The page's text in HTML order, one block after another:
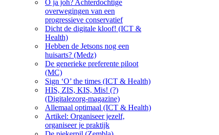
O ja joh? Achterdochtige
overwegingen van een
progressieve conservatief
Dicht de digitale kloof! (ICT &
Health)
Hebben de Jetsons nog een
huisarts? (Medz)
De generieke preferente piloot
(MC)
Sign ‘O’ the times (ICT & Health)
HIS, ZIS, KIS, Mis! (?)
(Digitalezorg-magazine)
Allemaal optimaal (ICT & Health)
Artikel: Organiseer jezelf,
organiseer je praktijk